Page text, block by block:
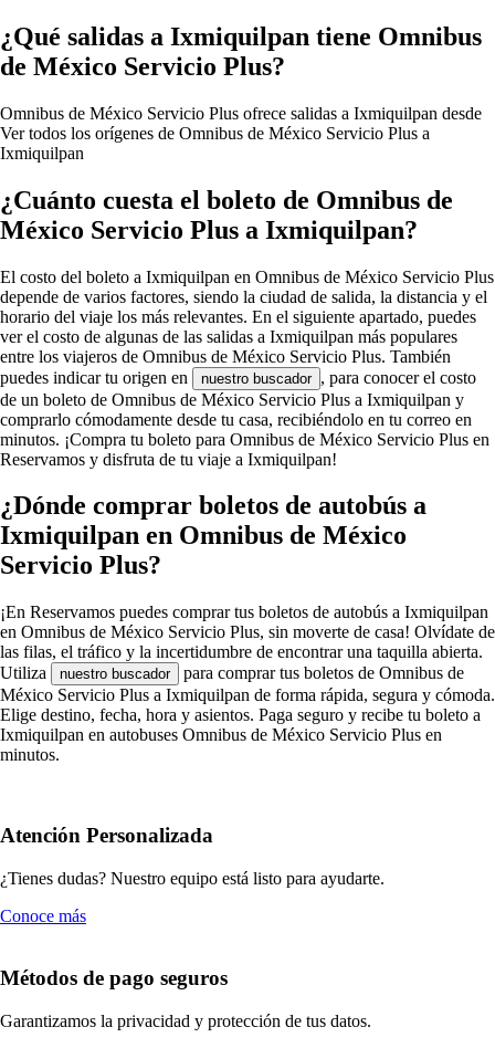
¿Qué salidas a Ixmiquilpan tiene Omnibus
de México Servicio Plus?
Omnibus de México Servicio Plus ofrece salidas a Ixmiquilpan desde
Ver todos los orígenes de Omnibus de México Servicio Plus a
Ixmiquilpan
¿Cuánto cuesta el boleto de Omnibus de
México Servicio Plus a Ixmiquilpan?
El costo del boleto a Ixmiquilpan en Omnibus de México Servicio Plus
depende de varios factores, siendo la ciudad de salida, la distancia y el
horario del viaje los más relevantes. En el siguiente apartado, puedes
ver el costo de algunas de las salidas a Ixmiquilpan más populares
entre los viajeros de Omnibus de México Servicio Plus. También
puedes indicar tu origen en
nuestro buscador , para conocer el costo
de un boleto de Omnibus de México Servicio Plus a Ixmiquilpan y
comprarlo cómodamente desde tu casa, recibiéndolo en tu correo en
minutos. ¡Compra tu boleto para Omnibus de México Servicio Plus en
Reservamos y disfruta de tu viaje a Ixmiquilpan!
¿Dónde comprar boletos de autobús a
Ixmiquilpan en Omnibus de México
Servicio Plus?
¡En Reservamos puedes comprar tus boletos de autobús a Ixmiquilpan
en Omnibus de México Servicio Plus, sin moverte de casa! Olvídate de
las filas, el tráfico y la incertidumbre de encontrar una taquilla abierta.
Utiliza
nuestro buscador
para comprar tus boletos de Omnibus de
México Servicio Plus a Ixmiquilpan de forma rápida, segura y cómoda.
Elige destino, fecha, hora y asientos. Paga seguro y recibe tu boleto a
Ixmiquilpan en autobuses Omnibus de México Servicio Plus en
minutos.
Atención Personalizada
¿Tienes dudas? Nuestro equipo está listo para ayudarte.
Conoce más
Métodos de pago seguros
Garantizamos la privacidad y protección de tus datos.